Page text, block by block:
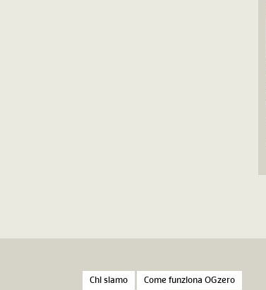
Chi siamo Come funziona OGzero